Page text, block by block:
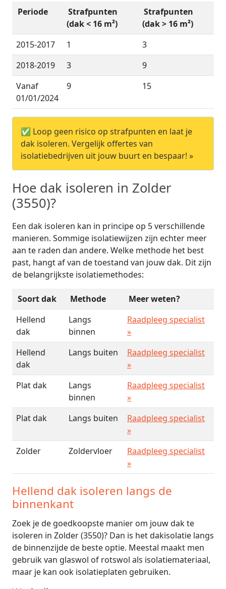
Periode
Strafpunten
(dak < 16 m²)
Strafpunten
(dak > 16 m²)
2015-2017
1
3
2018-2019
3
9
Vanaf
01/01/2024
9 15
✅ Loop geen risico op strafpunten en laat je
dak isoleren. Vergelijk offertes van
isolatiebedrijven uit jouw buurt en bespaar! »
Hoe dak isoleren in Zolder
(3550)?
Een dak isoleren kan in principe op 5 verschillende
manieren. Sommige isolatiewijzen zijn echter meer
aan te raden dan andere. Welke methode het best
past, hangt af van de toestand van jouw dak. Dit zijn
de belangrijkste isolatiemethodes:
Soort dak Methode
Meer weten?
Hellend
dak
Langs
binnen
Raadpleeg specialist
»
Hellend
dak
Langs buiten
Raadpleeg specialist
»
Plat dak
Langs
binnen
Raadpleeg specialist
»
Plat dak
Langs buiten
Raadpleeg specialist
»
Zolder
Zoldervloer
Raadpleeg specialist
»
Hellend dak isoleren langs de
binnenkant
Zoek je de goedkoopste manier om jouw dak te
isoleren in Zolder (3550)? Dan is het dakisolatie langs
de binnenzijde de beste optie. Meestal maakt men
gebruik van glaswol of rotswol als isolatiemateriaal,
maar je kan ook isolatieplaten gebruiken.